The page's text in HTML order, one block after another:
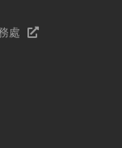
處